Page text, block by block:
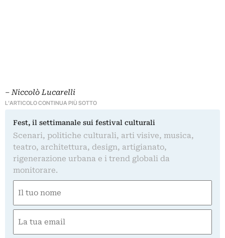
‒Niccolò Lucarelli
L'ARTICOLO CONTINUA PIÙ SOTTO
Fest, il settimanale sui festival culturali
Scenari, politiche culturali, arti visive, musica,
teatro, architettura, design, artigianato,
rigenerazione urbana e i trend globali da
monitorare.
(Obbligatorio)
Nome
(Obbligatorio)